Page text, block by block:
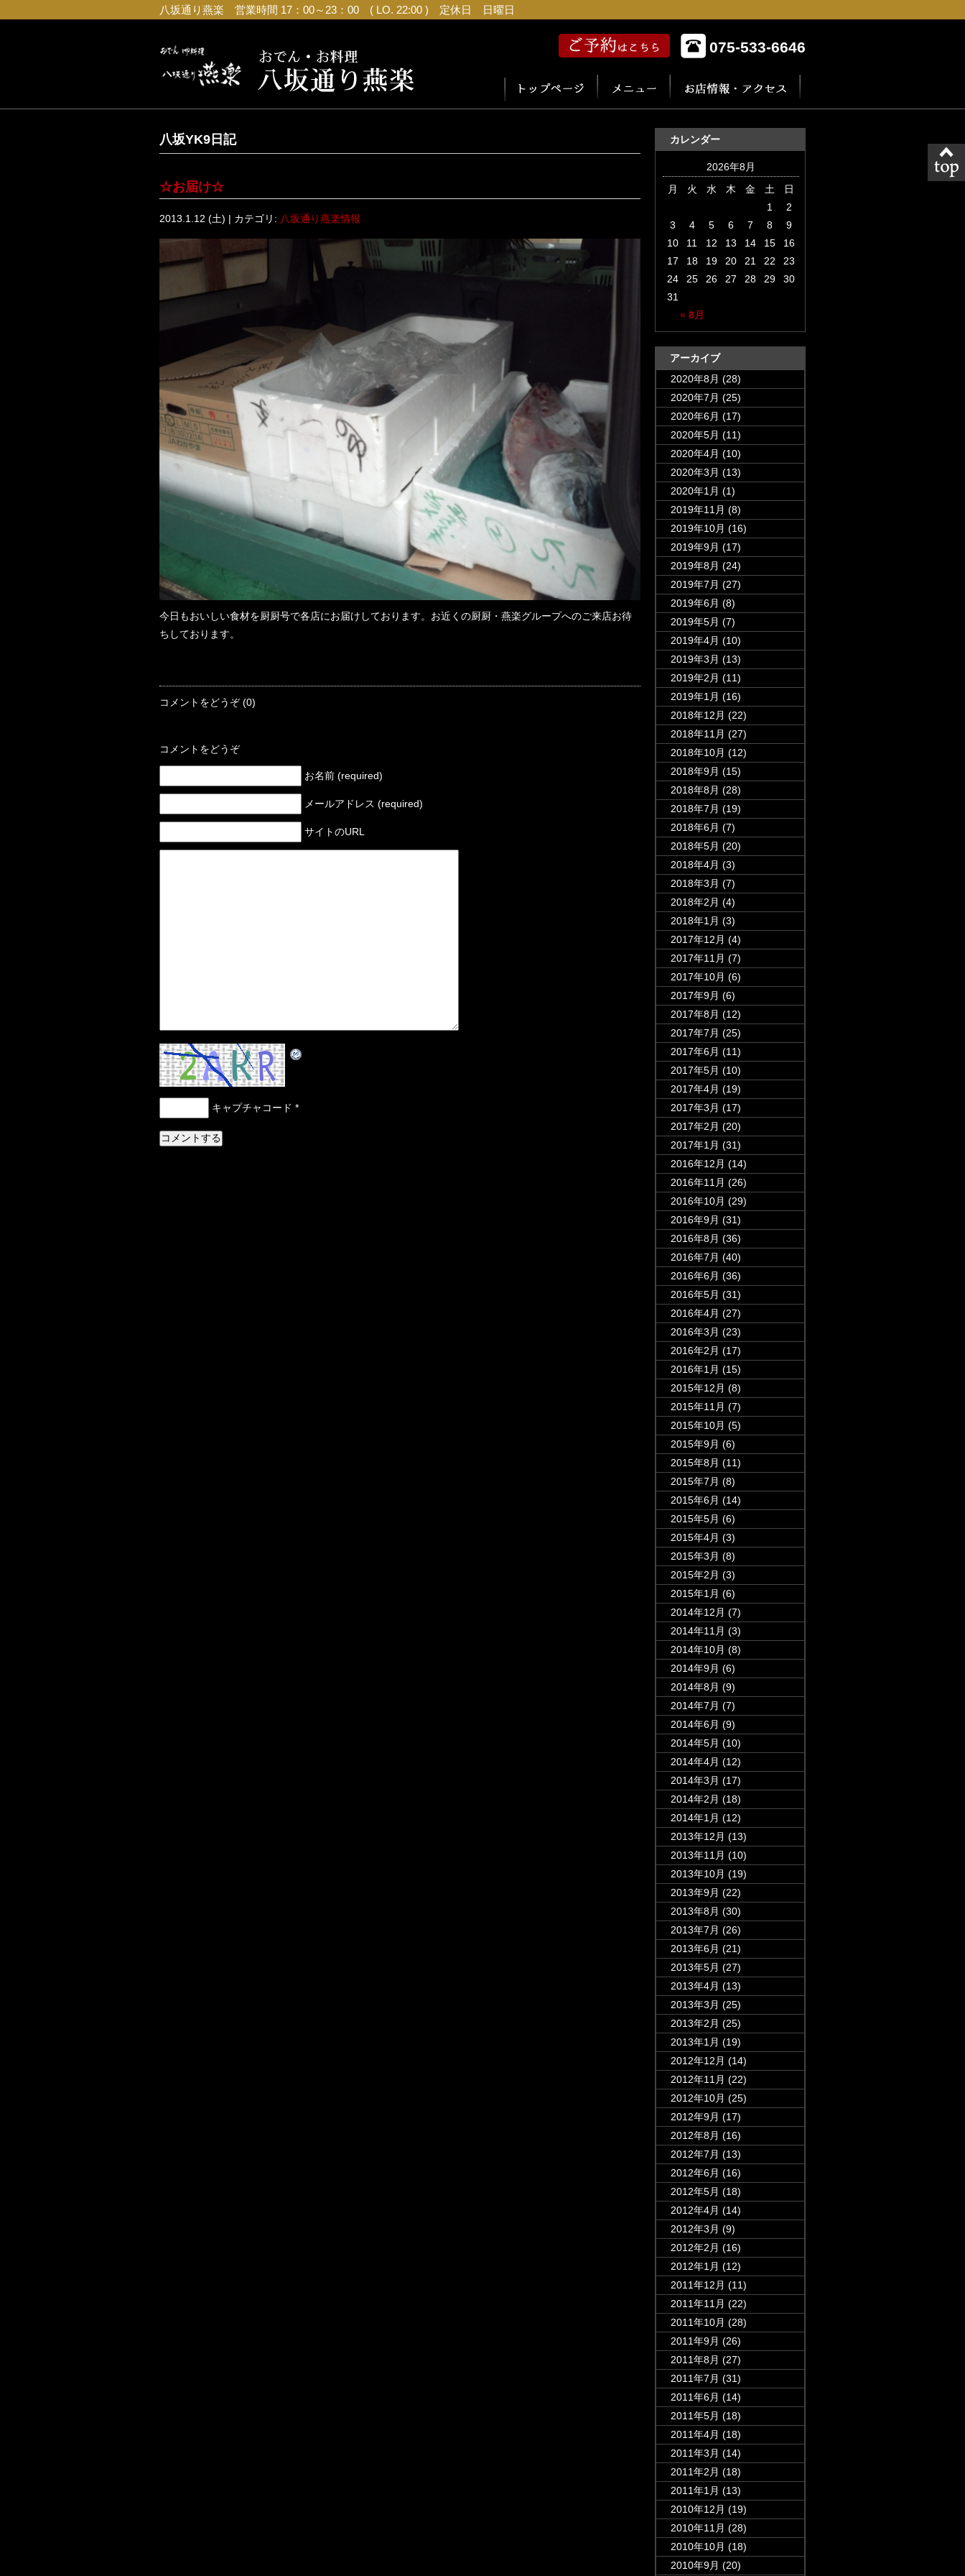
八坂通り燕楽 営業時間 17：00～23：00 ( LO. 22:00 ) 定休日 日曜日
075-533-6646
八坂YK9日記
☆お届け☆
2013.1.12 (土) | カテゴリ: 八坂通り燕楽情報
今日もおいしい食材を厨厨号で各店にお届けしております。お近くの厨厨・燕楽グループへのご来店お待
ちしております。
コメントをどうぞ (0)
コメントをどうぞ
お名前 (required)
メールアドレス (required)
サイトのURL
キャプチャコード *
カレンダー
2026年8月
月
火 水 木 金 土 日
« 8月
1
2
3
4 5 6 7 8
9
10
11 12 13 14 15
16
17
18 19 20 21 22
23
24
25 26 27 28 29
30
31
アーカイブ
2020年8月 (28)
2020年7月 (25)
2020年6月 (17)
2020年5月 (11)
2020年4月 (10)
2020年3月 (13)
2020年1月 (1)
2019年11月 (8)
2019年10月 (16)
2019年9月 (17)
2019年8月 (24)
2019年7月 (27)
2019年6月 (8)
2019年5月 (7)
2019年4月 (10)
2019年3月 (13)
2019年2月 (11)
2019年1月 (16)
2018年12月 (22)
2018年11月 (27)
2018年10月 (12)
2018年9月 (15)
2018年8月 (28)
2018年7月 (19)
2018年6月 (7)
2018年5月 (20)
2018年4月 (3)
2018年3月 (7)
2018年2月 (4)
2018年1月 (3)
2017年12月 (4)
2017年11月 (7)
2017年10月 (6)
2017年9月 (6)
2017年8月 (12)
2017年7月 (25)
2017年6月 (11)
2017年5月 (10)
2017年4月 (19)
2017年3月 (17)
2017年2月 (20)
2017年1月 (31)
2016年12月 (14)
2016年11月 (26)
2016年10月 (29)
2016年9月 (31)
2016年8月 (36)
2016年7月 (40)
2016年6月 (36)
2016年5月 (31)
2016年4月 (27)
2016年3月 (23)
2016年2月 (17)
2016年1月 (15)
2015年12月 (8)
2015年11月 (7)
2015年10月 (5)
2015年9月 (6)
2015年8月 (11)
2015年7月 (8)
2015年6月 (14)
2015年5月 (6)
2015年4月 (3)
2015年3月 (8)
2015年2月 (3)
2015年1月 (6)
2014年12月 (7)
2014年11月 (3)
2014年10月 (8)
2014年9月 (6)
2014年8月 (9)
2014年7月 (7)
2014年6月 (9)
2014年5月 (10)
2014年4月 (12)
2014年3月 (17)
2014年2月 (18)
2014年1月 (12)
2013年12月 (13)
2013年11月 (10)
2013年10月 (19)
2013年9月 (22)
2013年8月 (30)
2013年7月 (26)
2013年6月 (21)
2013年5月 (27)
2013年4月 (13)
2013年3月 (25)
2013年2月 (25)
2013年1月 (19)
2012年12月 (14)
2012年11月 (22)
2012年10月 (25)
2012年9月 (17)
2012年8月 (16)
2012年7月 (13)
2012年6月 (16)
2012年5月 (18)
2012年4月 (14)
2012年3月 (9)
2012年2月 (16)
2012年1月 (12)
2011年12月 (11)
2011年11月 (22)
2011年10月 (28)
2011年9月 (26)
2011年8月 (27)
2011年7月 (31)
2011年6月 (14)
2011年5月 (18)
2011年4月 (18)
2011年3月 (14)
2011年2月 (18)
2011年1月 (13)
2010年12月 (19)
2010年11月 (28)
2010年10月 (18)
2010年9月 (20)